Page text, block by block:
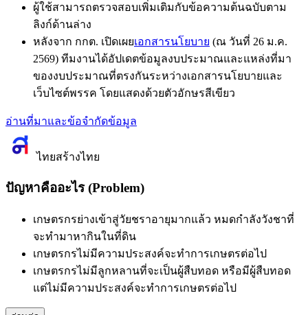
ผู้ใช้สามารถตรวจสอบเพิ่มเติมกับข้อความต้นฉบับตาม
ลิงก์ด้านล่าง
หลังจาก กกต. เปิดเผยเอกสารนโยบาย (ณ วันที่ 26 ม.ค.
2569) ทีมงานได้อัปเดตข้อมูลงบประมาณและแหล่งที่มา
ของงบประมาณที่ตรงกันระหว่างเอกสารนโยบายและ
เว็บไซต์พรรค โดยแสดงด้วยตัวอักษรสีเขียว
อ่านที่มาและข้อจำกัดข้อมูล
ไทยสร้างไทย
ปัญหาคืออะไร (Problem)
เกษตรกรย่างเข้าสู่วัยชราอายุมากแล้ว หมดกำลังวังชาที่
จะทำมาหากินในที่ดิน
เกษตรกรไม่มีความประสงค์จะทำการเกษตรต่อไป
เกษตรกรไม่มีลูกหลานที่จะเป็นผู้สืบทอด หรือมีผู้สืบทอด
แต่ไม่มีความประสงค์จะทำการเกษตรต่อไป